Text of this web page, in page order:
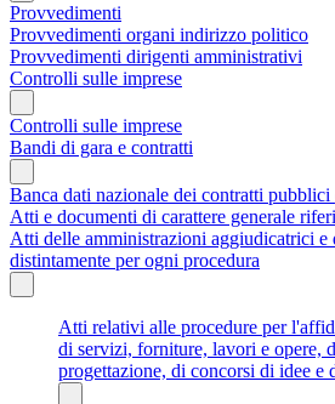
Provvedimenti
Provvedimenti organi indirizzo politico
Provvedimenti dirigenti amministrativi
Controlli sulle imprese
Controlli sulle imprese
Bandi di gara e contratti
Banca dati nazionale dei contratti
Atti e documenti di carattere generale
Atti delle amministrazioni aggiudicatrici e
distintamente per ogni procedura
Atti relativi alle procedure per
di servizi, forniture, lavori e opere,
progettazione, di concorsi di idee e